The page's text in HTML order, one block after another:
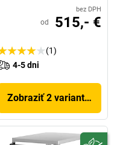
bez DPH
od 515,- €
(1)
4-5 dni
Zobraziť 2 variantov